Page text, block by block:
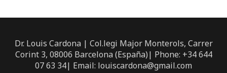
Dr. Louis Cardona | Col.legi Major Monterols, Carrer
Corint 3, 08006 Barcelona (España)| Phone: +34 644
07 63 34| Email: louiscardona@gmail.com